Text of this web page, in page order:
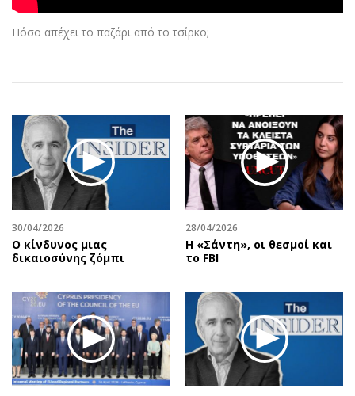
Αθλητισμός
Κύπρος
Διεθνή
Οικονομική
Οικονομία
Real Estate
Επιχειρήσεις
Αγορές
Money Review
AstroBank Properties
Trends
Ενέργεια
Ναυτιλία
Περιβάλλον
Ελλάδα
Geek
Νέα
Social
Αφιερώματα
Πολιτική
Οικονομία
Γενικά
Αναδρομές
Πρόσωπα
Περιβάλλον
Good Life
Γυναίκα
Showbiz
Ταξίδια
Συνταγές
Πόσο απέχει το παζάρι από το τσίρκο;
30/04/2026
Ο κίνδυνος μιας
δικαιοσύνης ζόμπι
28/04/2026
Η «Σάντη», οι θεσμοί και
το FBI